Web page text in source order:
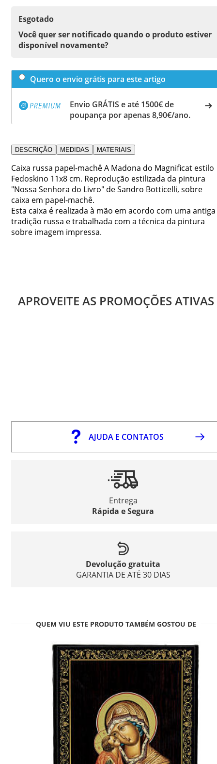
Esgotado
Você quer ser notificado quando o produto estiver
disponível novamente?
Quero o envio grátis para este artigo
Envio GRÁTIS e até 1500€ de
poupança por apenas 8,90€/ano.
DESCRIÇÃO MEDIDAS MATERIAIS
Caixa russa papel-machê A Madona do Magnificat estilo
Fedoskino 11x8 cm. Reprodução estilizada da pintura
"Nossa Senhora do Livro" de Sandro Botticelli, sobre
caixa em papel-machê.
Esta caixa é realizada à mão em acordo com uma antiga
tradição russa e trabalhada com a técnica da pintura
sobre imagem impressa.
APROVEITE AS PROMOÇÕES ATIVAS
AJUDA E CONTATOS
Entrega
Rápida e Segura
Devolução gratuita
GARANTIA DE ATÉ 30 DIAS
QUEM VIU ESTE PRODUTO TAMBÉM GOSTOU DE